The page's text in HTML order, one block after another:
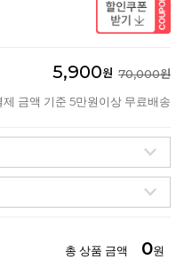
5,900원 70,000원
제 금액 기준 5만원이상 무료배송
총 상품 금액 0원